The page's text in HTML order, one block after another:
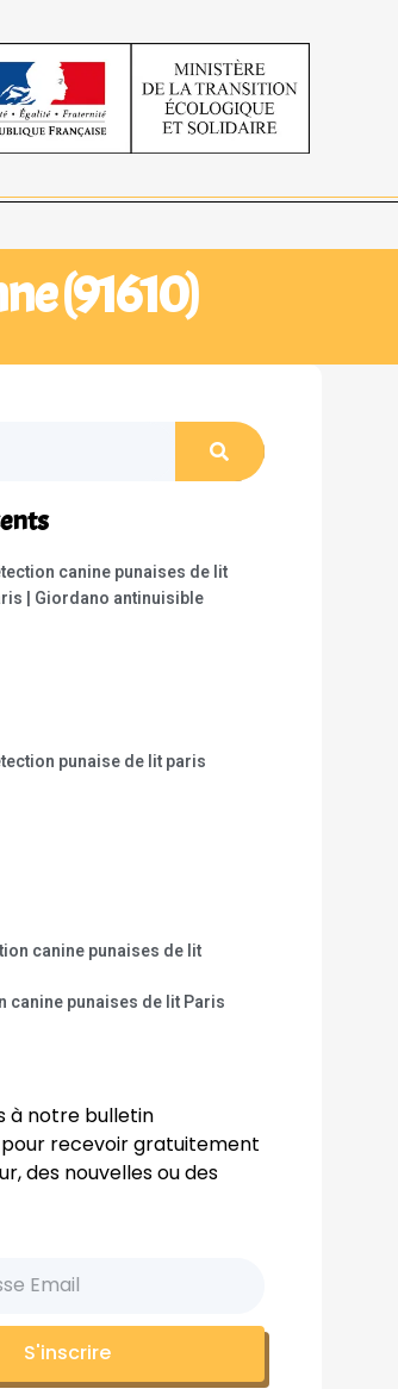
(91610)
canine punaises de lit
| Giordano antinuisible
punaise de lit paris
canine punaises de lit
canine punaises de lit Paris
à notre bulletin
recevoir gratuitement
des nouvelles ou des
S'inscrire